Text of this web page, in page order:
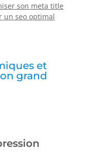
son meta title
un seo optimal
et
grand